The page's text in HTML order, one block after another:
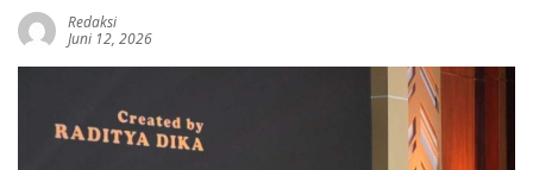
Redaksi
Juni 12, 2026